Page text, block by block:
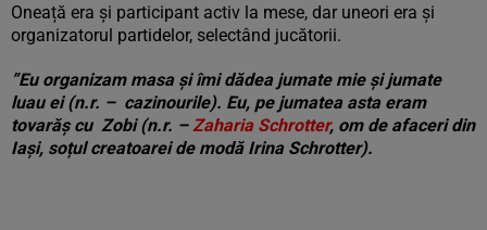
Oneață era și participant activ la mese, dar uneori era și
organizatorul partidelor, selectând jucătorii.
”Eu organizam masa și îmi dădea jumate mie și jumate
luau ei (n.r. – cazinourile). Eu, pe jumatea asta eram
tovarăș cu Zobi (n.r. –Zaharia Schrotter, om de afaceri din
Iași, soțul creatoarei de modă Irina Schrotter).